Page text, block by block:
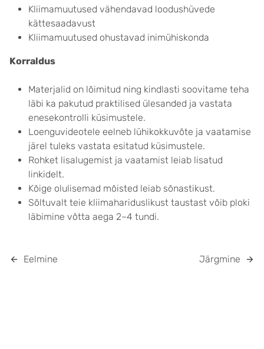
Kliimamuutused vähendavad loodushüvede
kättesaadavust
Kliimamuutused ohustavad inimühiskonda
Korraldus
Materjalid on lõimitud ning kindlasti soovitame teha
läbi ka pakutud praktilised ülesanded ja vastata
enesekontrolli küsimustele.
Loenguvideotele eelneb lühikokkuvõte ja vaatamise
järel tuleks vastata esitatud küsimustele.
Rohket lisalugemist ja vaatamist leiab lisatud
linkidelt.
Kõige olulisemad mõisted leiab sõnastikust.
Sõltuvalt teie kliimahariduslikust taustast võib ploki
läbimine võtta aega 2–4 tundi.
Eelmine Järgmine